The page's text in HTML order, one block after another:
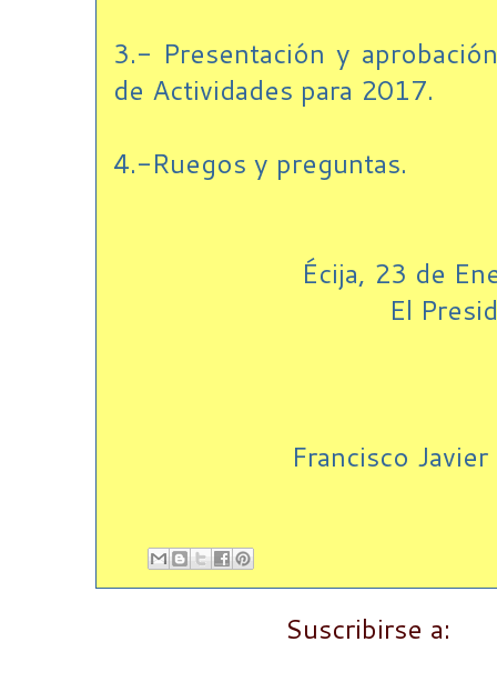
3.- Presentación y
de Actividades para 2017.
4.-Ruegos y preguntas.
Écija, 23 de
El
Francisco
Suscribirse a: